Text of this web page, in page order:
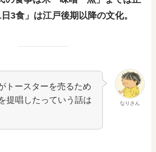
3食」は江戸後期以降の文化。
なりさん
トースターを売るため
提唱したっていう話は